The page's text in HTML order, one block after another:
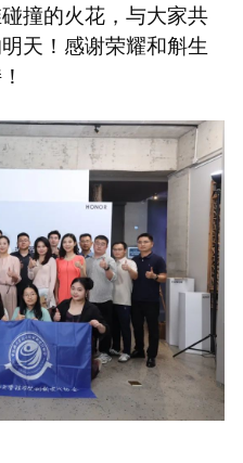
撞的火花，与大家共
天！感谢荣耀和斛生